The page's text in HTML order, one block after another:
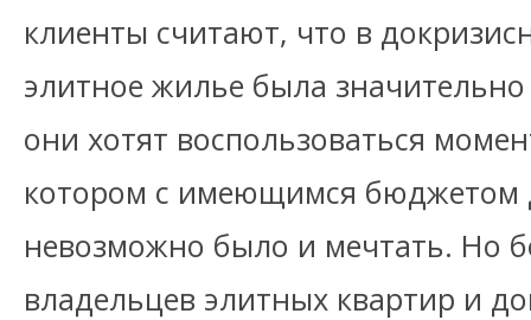
клиенты считают, что в
элитное жилье была
они хотят воспользоваться
котором с имеющимся бюджетом
невозможно было и мечтать. Но
владельцев элитных квартир и